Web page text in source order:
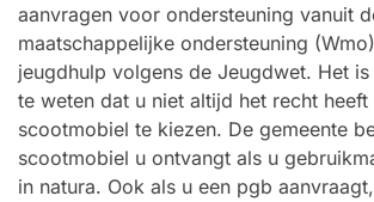
aanvragen voor ondersteuning vanuit
maatschappelijke ondersteuning
jeugdhulp volgens de Jeugdwet. Het
te weten dat u niet altijd het recht
scootmobiel te kiezen. De gemeente
scootmobiel u ontvangt als u
in natura. Ook als u een pgb